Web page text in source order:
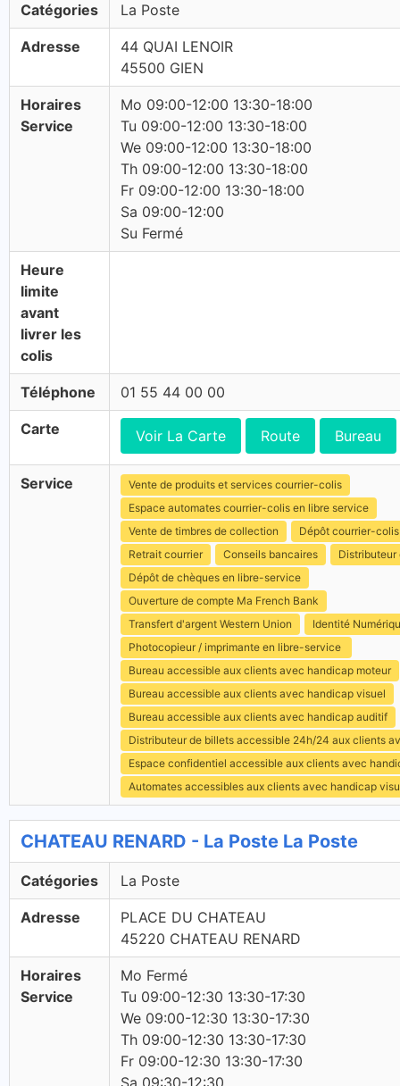
Catégories La Poste
Adresse
44 QUAI LENOIR
45500 GIEN
Horaires
Service
Mo 09:00-12:00 13:30-18:00
Tu 09:00-12:00 13:30-18:00
We 09:00-12:00 13:30-18:00
Th 09:00-12:00 13:30-18:00
Fr 09:00-12:00 13:30-18:00
Sa 09:00-12:00
Su Fermé
Heure
limite
avant
livrer les
colis
Téléphone 01 55 44 00 00
Carte Voir La Carte Route Bureau
Service
Vente de produits et services courrier-colis
Espace automates courrier-colis en libre service
Vente de timbres de collection
Dépôt courrier-colis
Retrait courrier
Conseils bancaires
Distributeur
Dépôt de chèques en libre-service
Ouverture de compte Ma French Bank
Transfert d'argent Western Union
Identité
Photocopieur / imprimante en libre-service
Bureau accessible aux clients avec handicap moteur
Bureau accessible aux clients avec handicap visuel
Bureau accessible aux clients avec handicap auditif
Distributeur de billets accessible 24h/24 aux clients
Espace confidentiel accessible aux clients avec
Automates accessibles aux clients avec handicap
CHATEAU RENARD - La Poste La Poste
Catégories La Poste
Adresse
PLACE DU CHATEAU
45220 CHATEAU RENARD
Horaires
Service
Mo Fermé
Tu 09:00-12:30 13:30-17:30
We 09:00-12:30 13:30-17:30
Th 09:00-12:30 13:30-17:30
Fr 09:00-12:30 13:30-17:30
Sa 09:30-12:30